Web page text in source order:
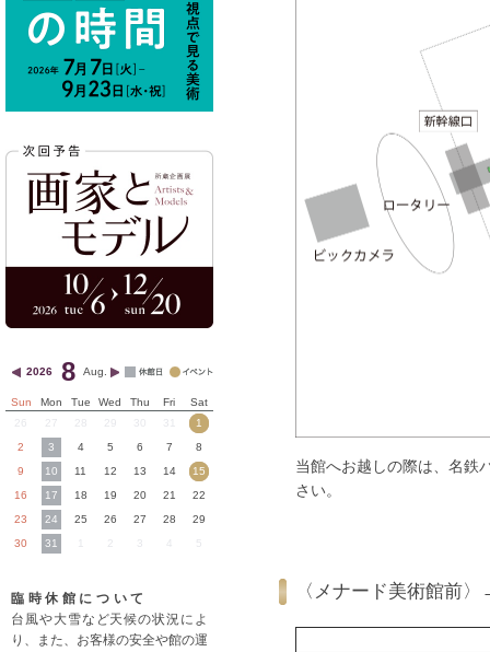
当館へお越しの際は、名鉄
さい。
〈メナード美術館前
2026 8 Aug.
Sun Mon Tue Wed Thu Fri
Sat
27 29 30 31
1
2
3 4 5 6 7
8
9
10 11 12 13 14
15
16
17 18 19 20 21
22
23
24 25 26 27 28
29
30
31 3 4 5
臨時休館について
台風や大雪など天候の状況によ
り、また、お客様の安全や館の運